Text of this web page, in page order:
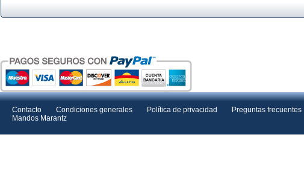
Contacto Condiciones generales Política de privacidad Preguntas frecuentes
Mandos Marantz